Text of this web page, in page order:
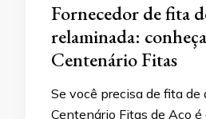
Fornecedor de fita
relaminada:
Centenário Fitas
Se você precisa de fita de
Centenário Fitas de Aço é